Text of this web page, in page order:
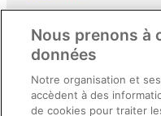
Conditions générales du
Directives de contenu et
Nous prenons à
données
Notre organisation et
accèdent à des
de cookies pour traiter